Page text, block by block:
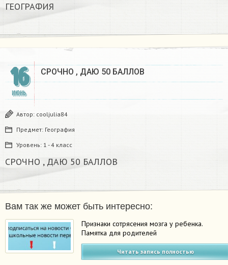
ГЕОГРАФИЯ
16
ИЮНЬ
СРОЧНО , ДАЮ 50 БАЛЛОВ
Автор: cooljulia84
Предмет: География
Уровень: 1 - 4 класс
СРОЧНО , ДАЮ 50 БАЛЛОВ
Вам так же может быть интересно:
Признаки сотрясения мозга у ребенка.
Памятка для родителей
Читать запись полностью